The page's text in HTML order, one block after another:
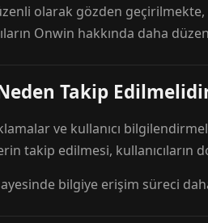
olarak gözden
Onwin hakkında daha
Takip
ve kullanıcı
takip edilmesi, kullanıcıların
bilgiye erişim süreci